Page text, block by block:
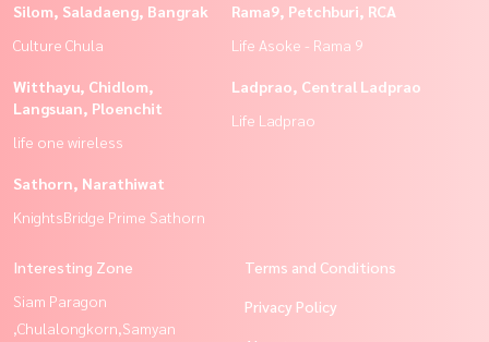
Silom, Saladaeng, Bangrak
Culture Chula
Rama9, Petchburi, RCA
Life Asoke - Rama 9
Witthayu, Chidlom,
Langsuan, Ploenchit
life one wireless
Ladprao, Central Ladprao
Life Ladprao
Sathorn, Narathiwat
KnightsBridge Prime Sathorn
Interesting Zone
Siam Paragon
,Chulalongkorn,Samyan
Terms and Conditions
Privacy Policy